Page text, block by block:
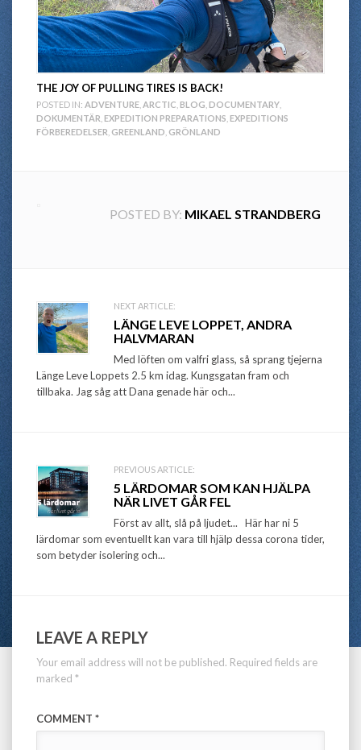
THE JOY OF PULLING TIRES IS BACK!
POSTED IN: ADVENTURE ARCTIC BLOG DOCUMENTARY
DOKUMENTÄR EXPEDITION PREPARATIONS EXPEDITIONS
FÖRBEREDELSER GREENLAND GRÖNLAND
POSTED BY: MIKAEL STRANDBERG
Post
navigation
NEXT ARTICLE:
LÄNGE LEVE LOPPET, ANDRA
HALVMARAN
Med löften om valfri glass, så sprang tjejerna
Länge Leve Loppets 2.5 km idag. Kungsgatan fram och
tillbaka. Jag såg att Dana genade här och...
PREVIOUS ARTICLE:
5 LÄRDOMAR SOM KAN HJÄLPA
NÄR LIVET GÅR FEL
Först av allt, slå på ljudet... Här har ni 5
lärdomar som eventuellt kan vara till hjälp dessa corona tider,
som betyder isolering och...
LEAVE A REPLY
Your email address will not be published. Required fields are
marked *
COMMENT *